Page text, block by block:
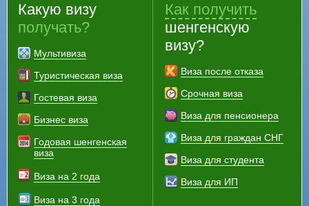
Какую визу
получать?
Мультивиза
Туристическая виза
Гостевая виза
Бизнес виза
Годовая шенгенская
виза
Виза на 2 года
Виза на 3 года
Как получить
шенгенскую
визу?
Виза после отказа
Срочная виза
Виза для пенсионера
Виза для граждан СНГ
Виза для студента
Виза для ИП